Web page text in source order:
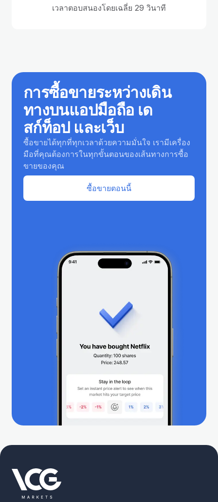
เวลาตอบสนองโดยเฉลี่ย 29 วินาที
การซื้อขายระหว่างเดิน
ทางบนแอปมือถือ เด
สก์ท็อป และเว็บ
ซื้อขายได้ทุกที่ทุกเวลาด้วยความมั่นใจ เรามีเครื่อง
มือที่คุณต้องการในทุกขั้นตอนของเส้นทางการซื้อ
ขายของคุณ
ซื้อขายตอนนี้